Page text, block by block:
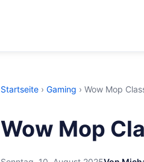
Startseite › Gaming › Wow Mop
Wow Mop